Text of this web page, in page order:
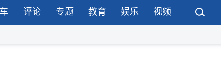
评论 专题 教育 娱乐 视频